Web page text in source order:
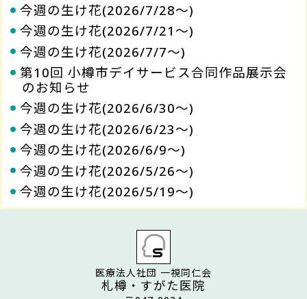
今週の生け花(2026/7/28～)
今週の生け花(2026/7/21～)
今週の生け花(2026/7/7～)
第10回 小樽市デイサービス合同作品展示会
のお知らせ
今週の生け花(2026/6/30～)
今週の生け花(2026/6/23～)
今週の生け花(2026/6/9～)
今週の生け花(2026/5/26～)
今週の生け花(2026/5/19～)
医療法人社団 一視同仁会
札樽・すがた医院